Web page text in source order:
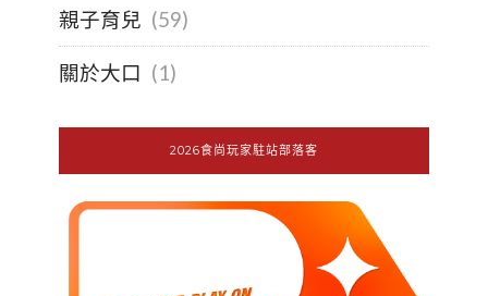
親子育兒 (59)
關於大口 (1)
2026食尚玩家駐站部落客